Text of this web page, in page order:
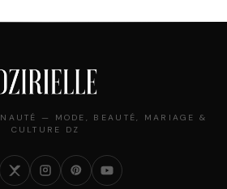
— MODE, BEAUTÉ, MARIAGE &
CULTURE DZ